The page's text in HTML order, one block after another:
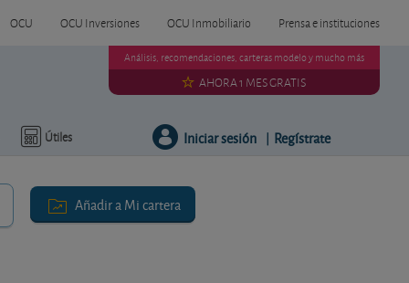
OCU OCU Inversiones OCU Inmobiliario Prensa e instituciones
Útiles
Análisis, recomendaciones, carteras modelo y mucho más
AHORA 1 MES GRATIS
Iniciar sesión | Regístrate
Añadir a Mi cartera